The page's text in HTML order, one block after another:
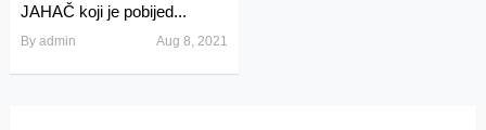
JAHAČ koji je pobijed...
By admin Aug 8, 2021